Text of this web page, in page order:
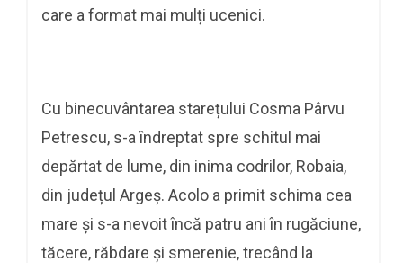
care a format mai mulți ucenici.
Cu binecuvântarea starețului Cosma Pârvu
Petrescu, s-a îndreptat spre schitul mai
depărtat de lume, din inima codrilor, Robaia,
din județul Argeș. Acolo a primit schima cea
mare și s-a nevoit încă patru ani în rugăciune,
tăcere, răbdare și smerenie, trecând la